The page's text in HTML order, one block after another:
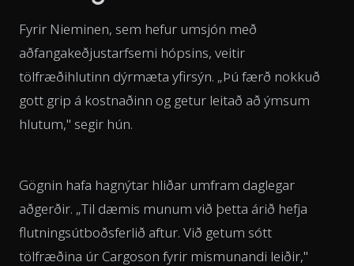
Fyrir Nieminen, sem hefur umsjón með
aðfangakeðjustarfsemi hópsins, veitir
tölfræðihlutinn dýrmæta yfirsýn. „Þú færð nokkuð
gott grip á kostnaðinn og getur leitað að ýmsum
hlutum," segir hún.
Gögnin hafa hagnýtar hliðar umfram daglegar
aðgerðir. „Til dæmis munum við þetta árið hefja
flutningsútboðsferlið aftur. Við getum sótt
tölfræðina úr Cargoson fyrir mismunandi leiðir,"